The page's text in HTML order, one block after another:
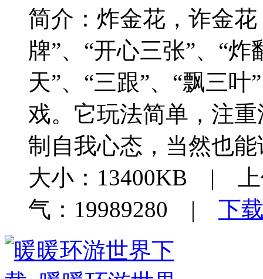
简介： 炸金花，诈金
牌”、“开心三张”、“炸
天”、“三跟”、“飘三
戏。它玩法简单，注
制自我心态，当然也
大小：13400KB |
气：19989280 | 下